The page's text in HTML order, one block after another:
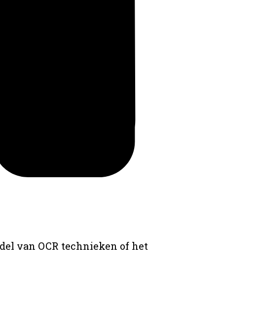
van OCR technieken of het